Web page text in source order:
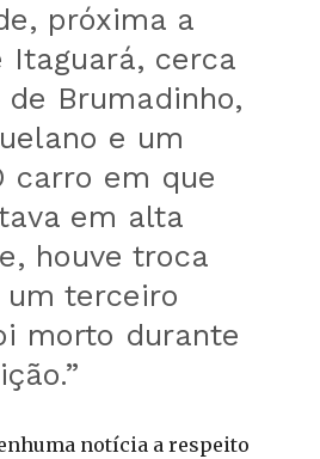
próxima a
Itaguará, cerca
Brumadinho,
e um
carro em que
em alta
houve troca
terceiro
morto durante
notícia a respeito